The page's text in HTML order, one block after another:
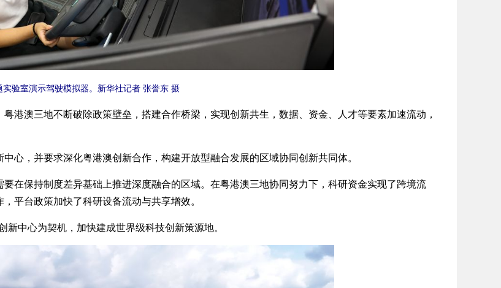
验室演示驾驶模拟器。新华社记者 张誉东 摄
澳三地不断破除政策壁垒，搭建合作桥梁，实现创新共生，数据、资金、人才等要素加速流动，
，并要求深化粤港澳创新合作，构建开放型融合发展的区域协同创新共同体。
保持制度差异基础上推进深度融合的区域。在粤港澳三地协同努力下，科研资金实现了跨境流
平台政策加快了科研设备流动与共享增效。
中心为契机，加快建成世界级科技创新策源地。